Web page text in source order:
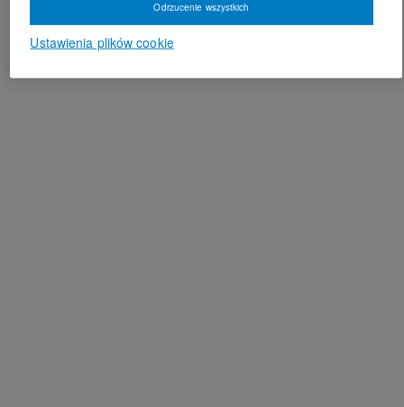
Ustawienia plików cookie
Odrzucenie wszystkich